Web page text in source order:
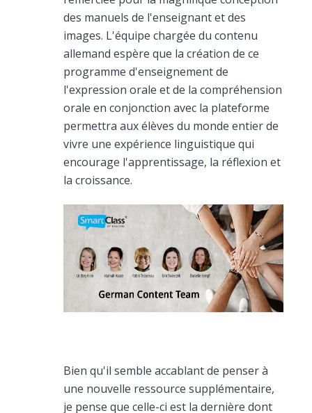
des manuels de l'enseignant et des
images. L'équipe chargée du contenu
allemand espère que la création de ce
programme d'enseignement de
l'expression orale et de la compréhension
orale en conjonction avec la plateforme
permettra aux élèves du monde entier de
vivre une expérience linguistique qui
encourage l'apprentissage, la réflexion et
la croissance.
Bien qu'il semble accablant de penser à
une nouvelle ressource supplémentaire,
je pense que celle-ci est la dernière dont